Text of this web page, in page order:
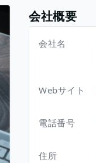
会社概要
会社名
Webサイト
電話番号
住所